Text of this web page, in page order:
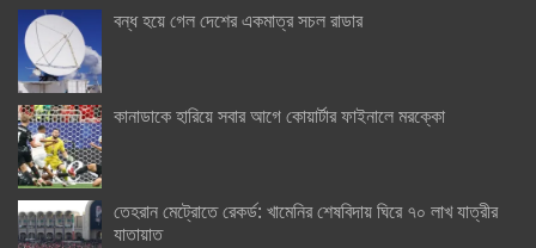
বন্ধ হয়ে গেল দেশের একমাত্র সচল রাডার
কানাডাকে হারিয়ে সবার আগে কোয়ার্টার ফাইনালে মরক্কো
তেহরান মেট্রোতে রেকর্ড: খামেনির শেষবিদায় ঘিরে ৭০ লাখ যাত্রীর
যাতায়াত